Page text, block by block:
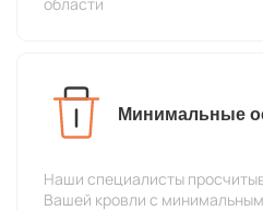
Минимальные
Наши специалисты
Вашей кровли с